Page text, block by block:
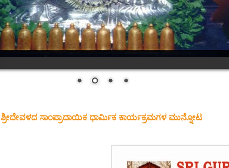
ಶ್ರೀದೇವಳದ ಸಾಂಪ್ರಾದಾಯಿಕ ಧಾರ್ಮಿಕ ಕಾರ್ಯಕ್ರಮಗಳ ಮುನ್ನೋಟ